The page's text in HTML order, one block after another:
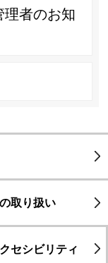
理者のお知
取り扱い
セシビリティ